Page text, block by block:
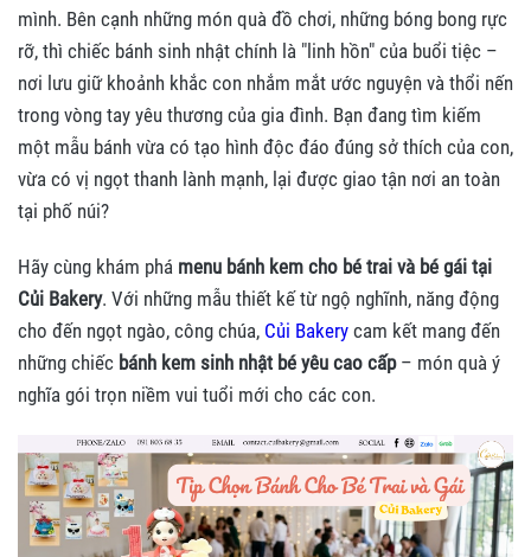
mình. Bên cạnh những món quà đồ chơi, những bóng bong rực
rỡ, thì chiếc bánh sinh nhật chính là "linh hồn" của buổi tiệc –
nơi lưu giữ khoảnh khắc con nhắm mắt ước nguyện và thổi nến
trong vòng tay yêu thương của gia đình. Bạn đang tìm kiếm
một mẫu bánh vừa có tạo hình độc đáo đúng sở thích của con,
vừa có vị ngọt thanh lành mạnh, lại được giao tận nơi an toàn
tại phố núi?
Hãy cùng khám phá menu bánh kem cho bé trai và bé gái tại
Củi Bakery. Với những mẫu thiết kế từ ngộ nghĩnh, năng động
cho đến ngọt ngào, công chúa, Củi Bakery cam kết mang đến
những chiếc bánh kem sinh nhật bé yêu cao cấp– món quà ý
nghĩa gói trọn niềm vui tuổi mới cho các con.